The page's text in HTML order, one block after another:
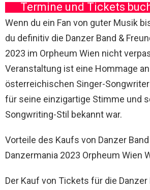
Termine und Tickets
Wenn du ein Fan von guter Musik
du definitiv die Danzer Band &
2023 im Orpheum Wien nicht
Veranstaltung ist eine Hommage
österreichischen Singer-Songwriter
für seine einzigartige Stimme und
Songwriting-Stil bekannt war.
Vorteile des Kaufs von Danzer
Danzermania 2023 Orpheum Wien
Der Kauf von Tickets für die Danzer